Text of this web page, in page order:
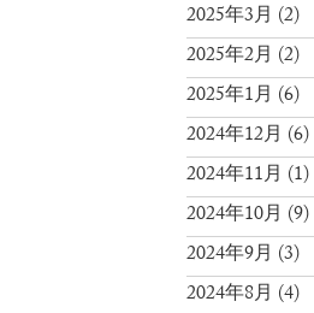
2025年3月 (2)
2025年2月 (2)
2025年1月 (6)
2024年12月 (6)
2024年11月 (1)
2024年10月 (9)
2024年9月 (3)
2024年8月 (4)